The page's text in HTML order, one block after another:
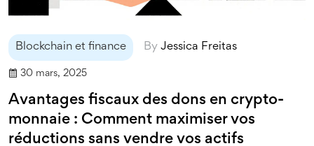
Blockchain et finance By Jessica Freitas
30 mars, 2025
Avantages fiscaux des dons en crypto-
monnaie : Comment maximiser vos
réductions sans vendre vos actifs